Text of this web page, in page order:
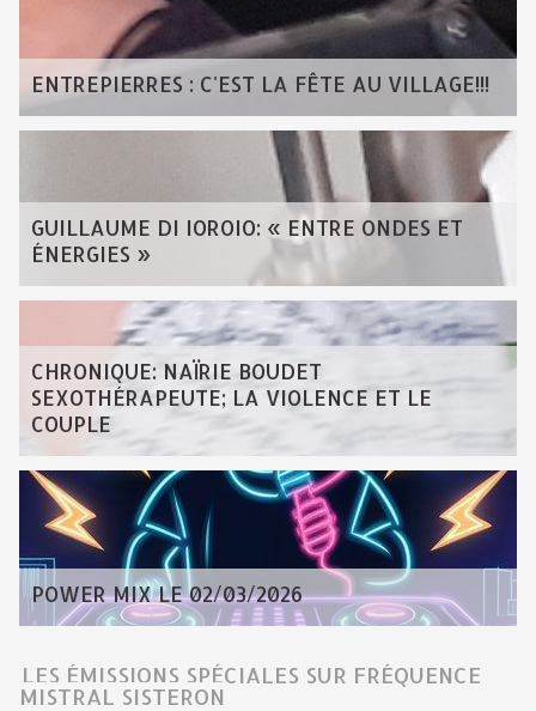
ENTREPIERRES : C'EST LA FÊTE AU VILLAGE!!!
GUILLAUME DI IOROIO: « ENTRE ONDES ET
ÉNERGIES »
CHRONIQUE: NAÏRIE BOUDET
SEXOTHÉRAPEUTE; LA VIOLENCE ET LE
COUPLE
POWER MIX LE 02/03/2026
LES ÉMISSIONS SPÉCIALES SUR FRÉQUENCE
MISTRAL SISTERON